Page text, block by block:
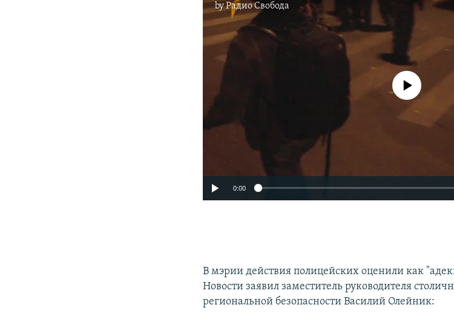
byРадио Свобода
No media source currently
0:00
В мэрии действия полицейских оценили как
Новости заявил заместитель руководителя
региональной безопасности Василий Олейник: